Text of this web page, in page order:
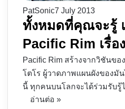
PatSonic7 July 2013
ทั้งหมดที่คุณจะรู้
Pacific Rim เรื่อ
Pacific Rim สร้างจากวิชันขอ
โตโร ผู้วาดภาพแผนผังของมั
นี้ ทุกคนบนโลกจะได้ร่วมรับรู้
อ่านต่อ »